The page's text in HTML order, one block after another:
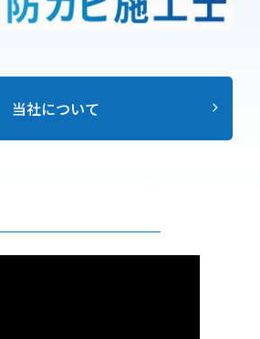
当社について